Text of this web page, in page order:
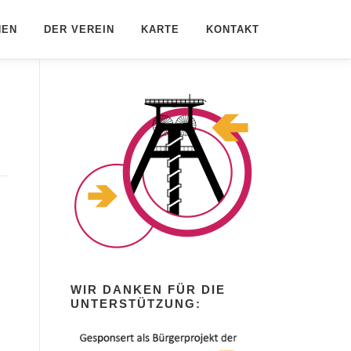
DER VEREIN KARTE KONTAKT
WIR DANKEN FÜR DIE
UNTERSTÜTZUNG: